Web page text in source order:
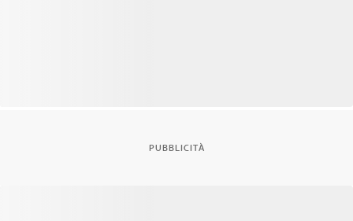
PUBBLICITÀ